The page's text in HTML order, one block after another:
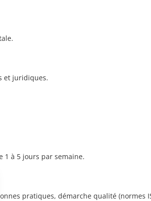
et juridiques.
1 à 5 jours par semaine.
pratiques, démarche qualité (normes